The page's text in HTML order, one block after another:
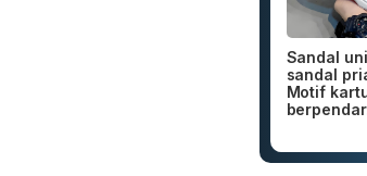
Sandal
sandal
Motif